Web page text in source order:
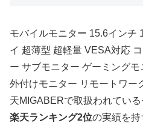
モバイルモニター 15.6インチ
イ 超薄型 超軽量 VESA対応
ー サブモニター ゲーミング
外付けモニター リモートワー
天MIGABERで取扱われている
楽天ランキング2位の実績を持